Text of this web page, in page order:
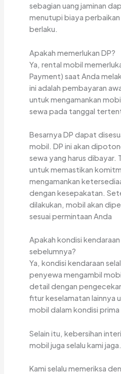
sebagian uang jaminan
menutupi biaya
berlaku.
Apakah memerlukan DP?
Ya, rental mobil
Payment) saat Anda
ini adalah pembayaran
untuk mengamankan
sewa pada tanggal
Besarnya DP dapat
mobil. DP ini akan
sewa yang harus dibayar.
untuk memastikan
mengamankan
dengan kesepakatan.
dilakukan, mobil akan
sesuai permintaan Anda
Apakah kondisi
sebelumnya?
Ya, kondisi kendaraan
penyewa mengambil
detail dengan
fitur keselamatan lainnya
mobil dalam kondisi prima
Selain itu, kebersihan
mobil juga selalu kami jaga.
Kami selalu memeriksa